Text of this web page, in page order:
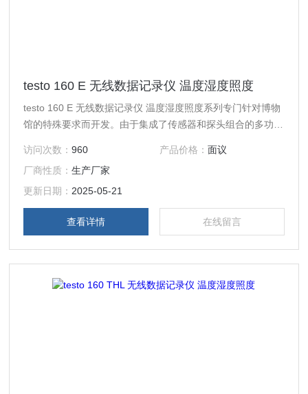
testo 160 E 无线数据记录仪 温度湿度照度
testo 160 E 无线数据记录仪 温度湿度照度系列专门针对博物
馆的特殊要求而开发。由于集成了传感器和探头组合的多功能
记录仪的操作和编程非常简单，可直接通过德图云完成。
访问次数：960 产品价格： 面议
厂商性质：生产厂家
更新日期： 2025-05-21
查看详情 在线留言